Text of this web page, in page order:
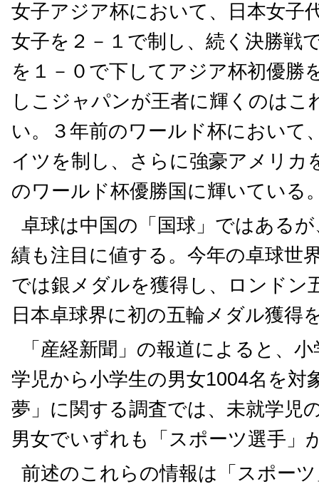
女子アジア杯において、日本女子
女子を２－１で制し、続く決勝戦
を１－０で下してアジア杯初優勝
しこジャパンが王者に輝くのはこ
い。３年前のワールド杯において
イツを制し、さらに強豪アメリカ
のワールド杯優勝国に輝いている
卓球は中国の「国球」ではある
績も注目に値する。今年の卓球世
では銀メダルを獲得し、ロンドン
日本卓球界に初の五輪メダル獲得
「産経新聞」の報道によると、
学児から小学生の男女1004名を対
夢」に関する調査では、未就学児
男女でいずれも「スポーツ選手」
前述のこれらの情報は「スポー